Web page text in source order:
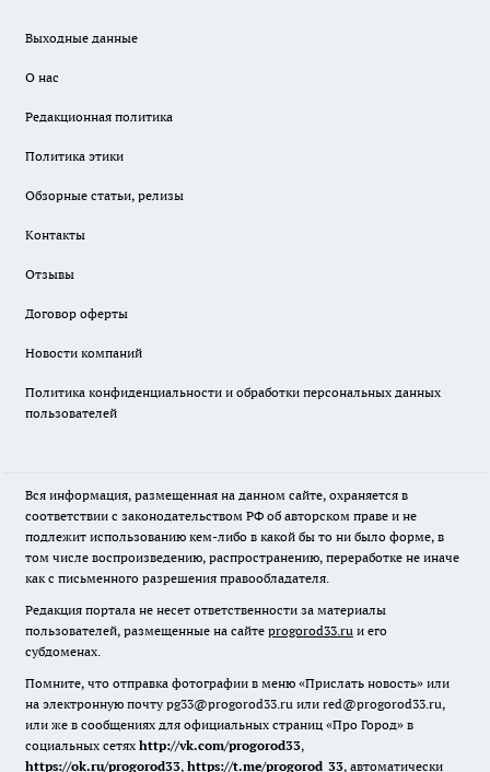
Выходные данные
О нас
Редакционная политика
Политика этики
Обзорные статьи, релизы
Контакты
Отзывы
Договор оферты
Новости компаний
Политика конфиденциальности и обработки персональных данных
пользователей
Вся информация, размещенная на данном сайте, охраняется в
соответствии с законодательством РФ об авторском праве и не
подлежит использованию кем-либо в какой бы то ни было форме, в
том числе воспроизведению, распространению, переработке не иначе
как с письменного разрешения правообладателя.
Редакция портала не несет ответственности за материалы
пользователей, размещенные на сайте progorod33.ru и его
субдоменах.
Помните, что отправка фотографии в меню «Прислать новость» или
на электронную почту pg33@progorod33.ru или red@progorod33.ru,
или же в сообщениях для официальных страниц «Про Город» в
социальных сетях http://vk.com/progorod33,
https://ok.ru/progorod33, https://t.me/progorod_33, автоматически